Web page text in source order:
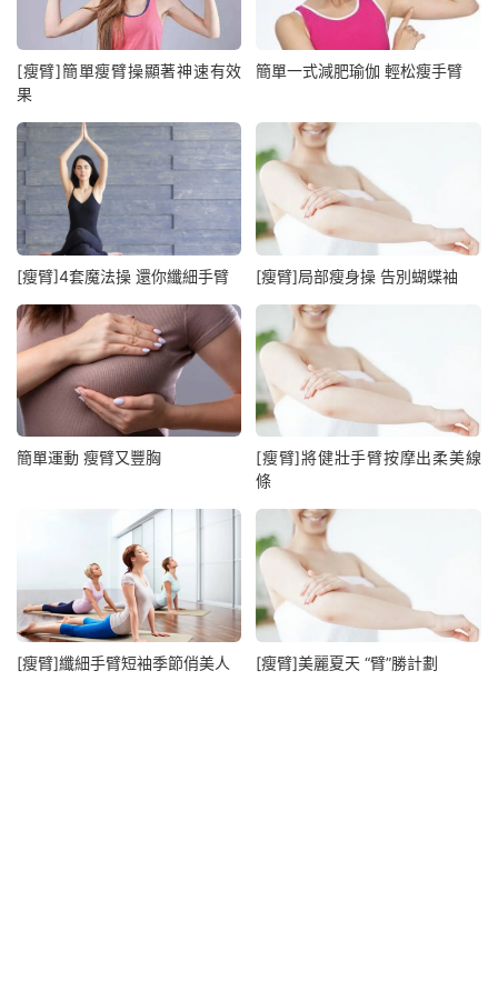
[瘦臂]簡單瘦臂操顯著神速有效
果
簡單一式減肥瑜伽 輕松瘦手臂
[瘦臂]4套魔法操 還你纖細手臂 [瘦臂]局部瘦身操 告別蝴蝶袖
簡單運動 瘦臂又豐胸
[瘦臂]將健壯手臂按摩出柔美線
條
[瘦臂]纖細手臂短袖季節俏美人 [瘦臂]美麗夏天 “臂”勝計劃